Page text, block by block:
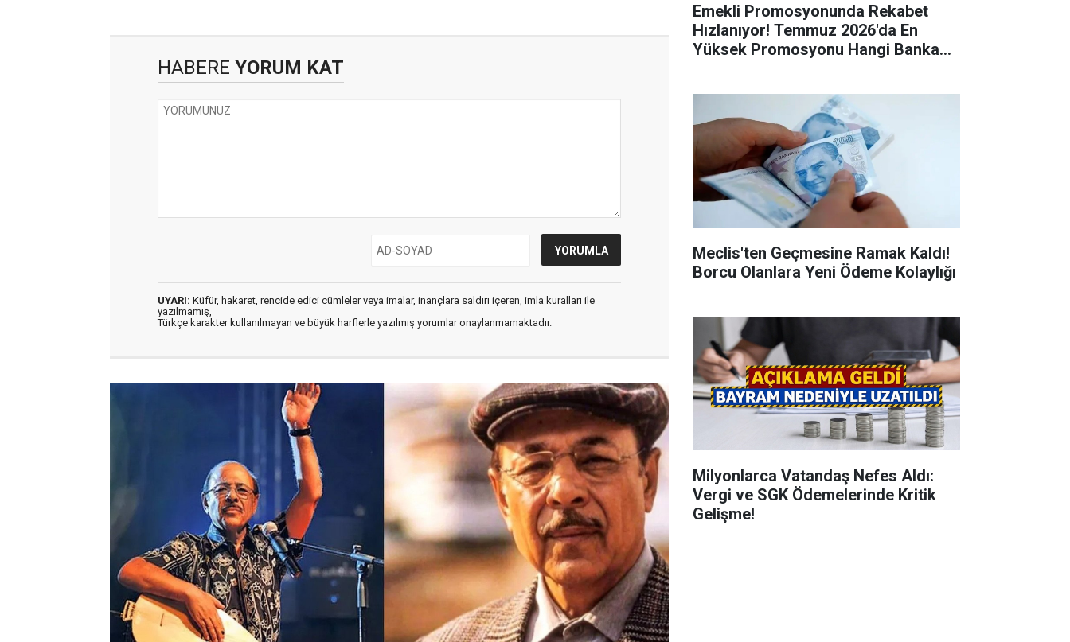
HABERE YORUM KAT
UYARI: Küfür, hakaret, rencide edici cümleler veya imalar, inançlara saldırı içeren, imla kuralları ile
yazılmamış,
Türkçe karakter kullanılmayan ve büyük harflerle yazılmış yorumlar onaylanmamaktadır.
Emekli Promosyonunda Rekabet
Hızlanıyor! Temmuz 2026'da En
Yüksek Promosyonu Hangi Banka
Meclis'ten Geçmesine Ramak Kaldı!
Borcu Olanlara Yeni Ödeme Kolaylığı
Milyonlarca Vatandaş Nefes Aldı:
Vergi ve SGK Ödemelerinde Kritik
Gelişme!